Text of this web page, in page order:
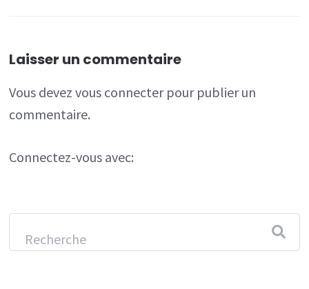
Laisser un commentaire
Vous devezvous connecterpour publier un
commentaire.
Connectez-vous avec: